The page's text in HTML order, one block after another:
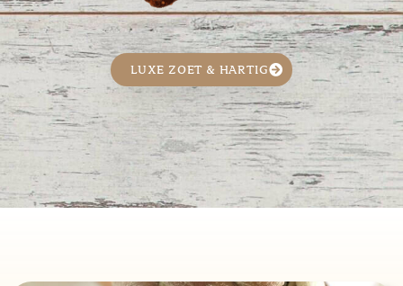
LUXE ZOET & HARTIG